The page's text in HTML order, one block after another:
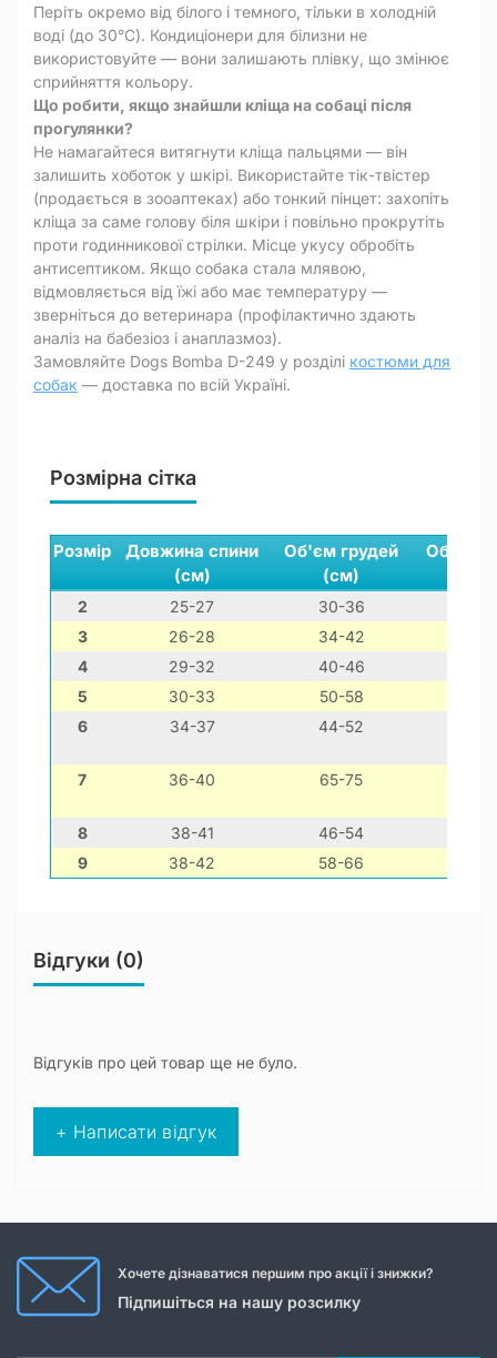
Періть окремо від білого і темного, тільки в холодній
воді (до 30°C). Кондиціонери для білизни не
використовуйте — вони залишають плівку, що змінює
сприйняття кольору.
Що робити, якщо знайшли кліща на собаці після
прогулянки?
Не намагайтеся витягнути кліща пальцями — він
залишить хоботок у шкірі. Використайте тік-твістер
(продається в зооаптеках) або тонкий пінцет: захопіть
кліща за саме голову біля шкіри і повільно прокрутіть
проти годинникової стрілки. Місце укусу обробіть
антисептиком. Якщо собака стала млявою,
відмовляється від їжі або має температуру —
зверніться до ветеринара (профілактично здають
аналіз на бабезіоз і анаплазмоз).
Замовляйте Dogs Bomba D-249 у розділі костюми для
собак — доставка по всій Україні.
Розмірна сітка
Розмір
Довжина спини
(см)
Об'єм грудей
(см)
Обхват
2 25-27 30-36
3
26-28 34-42
4
29-32 40-46
5
30-33 50-58
6
34-37 44-52
7 36-40 65-75
8 38-41 46-54
9
38-42 58-66
Відгуки (0)
Відгуків про цей товар ще не було.
+ Написати відгук
Хочете дізнаватися першим про акції і знижки?
Підпишіться на нашу розсилку